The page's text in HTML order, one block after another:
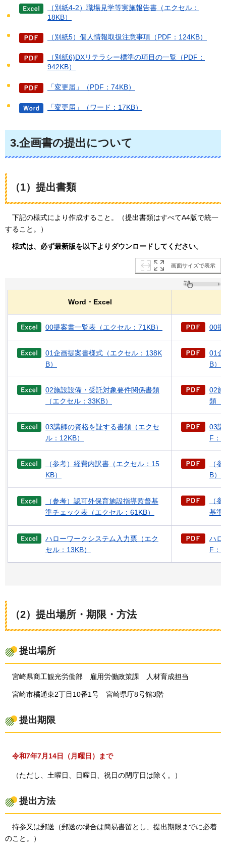
（別紙4-2）職場見学等実施報告書（エクセル：
18KB）
（別紙5）個人情報取扱注意事項（PDF：124KB）
（別紙6)DXリテラシー標準の項目の一覧（PDF：
942KB）
「変更届」（PDF：74KB）
「変更届」（ワード：17KB）
3.企画書の提出について
（1）提出書類
下記の様式により作成すること。（提出書類はすべてA4版で統一
すること。）
様式は、必ず最新版を以下よりダウンロードしてください。
画面サイズで表示
Word・Excel
00提案書一覧表（エクセル：71KB） 00提
01企画提案書様式（エクセル：138K
B）
01企
B）
02施設設備・受託対象要件関係書類
（エクセル：33KB）
02施
類（
03講師の資格を証する書類（エクセ
ル：12KB）
03講
F：
（参考）経費内訳書（エクセル：15
KB）
（
B）
（参考）認可外保育施設指導監督基
準チェック表（エクセル：61KB）
（
基準
ハローワークシステム入力票（エク
セル：13KB）
ハロ
F：
（2）提出場所・期限・方法
提出場所
宮崎県商工観光労働部 雇用労働政策課 人材育成担当
宮崎市橘通東2丁目10番1号 宮崎県庁8号館3階
提出期限
令和7年7月14日（月曜日）まで
（ただし 、土曜日、日曜日、祝日の閉庁日は除く。）
提出方法
持参又は郵送（郵送の場合は簡易書留とし、提出期限までに必着
のこと。）